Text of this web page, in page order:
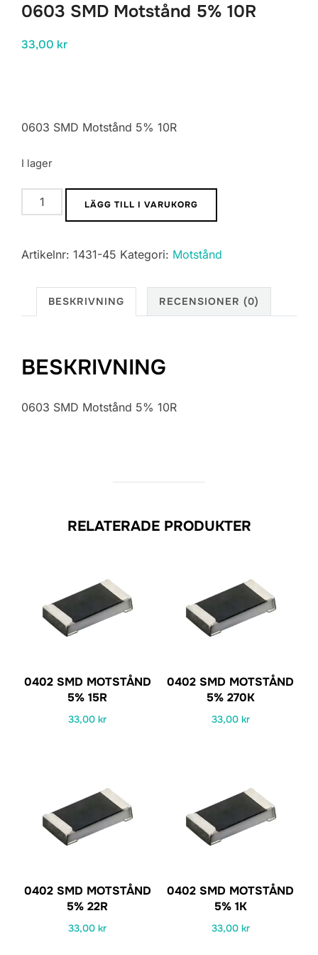
0603 SMD Motstånd 5% 10R
33,00 kr
0603 SMD Motstånd 5% 10R
I lager
0603
SMD
5%
mängd
LÄGG TILL I VARUKORG
Artikelnr: 1431-45 Kategori: Motstånd
BESKRIVNING RECENSIONER (0)
BESKRIVNING
0603 SMD Motstånd 5% 10R
RELATERADE PRODUKTER
0402 SMD MOTSTÅND
5% 15R
33,00kr
0402 SMD MOTSTÅND
5% 270K
33,00 kr
0402 SMD MOTSTÅND
5% 22R
33,00kr
0402 SMD MOTSTÅND
5% 1K
33,00 kr